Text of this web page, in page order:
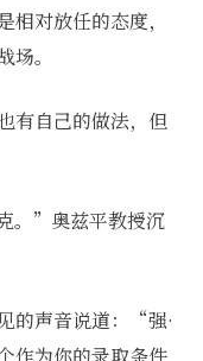
对放任的态度，
。
有自己的做法，但
。”奥兹平教授沉
的声音说道：“强·
作为你的录取条件